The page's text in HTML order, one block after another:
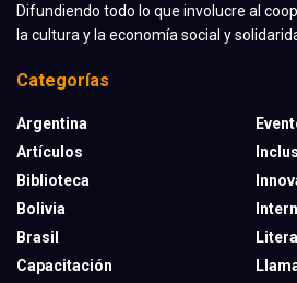
Difundiendo todo lo que involucre al
la cultura y la economía social y
Categorías
Argentina
Artículos
Biblioteca
Bolivia
Brasil
Capacitación